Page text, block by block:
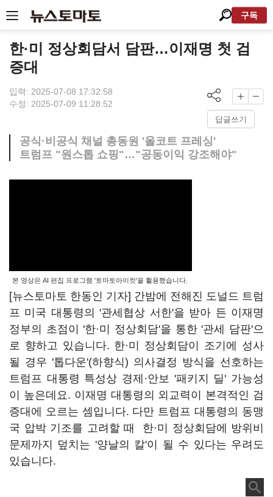
구독
한·미 정상회담서 담판…이재명 첫 검
증대
입력: 2025-07-08 17:32:58
수정: 2025-07-09 11:28:52
답글쓰기
공식·비공식 채널 총동원 '올코트 프레싱'
트럼프 "원스톱 쇼핑"…"공동이익 강조해야"
본 영상은 AI 편집 프로그램 '토마토아이컷'을 활용했습니다.
[뉴스토마토 한동인 기자] 간밤에 전해진 도널드 트럼
프 미국 대통령의 '관세협상 서한'을 받아 든 이재명
정부의 초점이 '한·미 정상회담'을 통한 '관세 담판'으
로 향하고 있습니다. 한·미 정상회담이 조기에 성사
될 경우 '톱다운'(하향식) 의사결정 방식을 선호하는
트럼프 대통령 특성상 경제·안보 '패키지 딜' 가능성
이 높은데요. 이재명 대통령의 외교력이 본격적인 검
증대에 오르는 셈입니다. 다만 트럼프 대통령의 동맹
국 압박 기조를 고려할 때 한·미 정상회담에 방위비
문제까지 덮치는 '양날의 칼'이 될 수 있다는 우려도
있습니다.